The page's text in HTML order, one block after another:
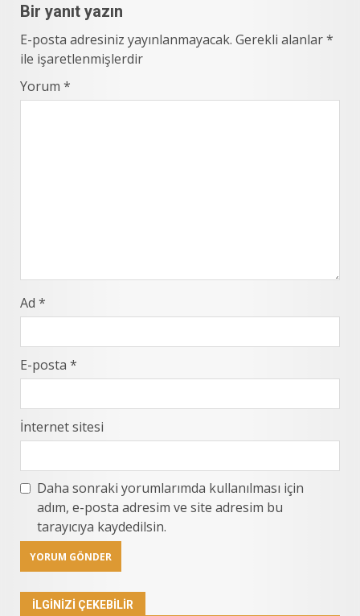
Bir yanıt yazın
E-posta adresiniz yayınlanmayacak. Gerekli alanlar*
ile işaretlenmişlerdir
Yorum *
Ad *
E-posta *
İnternet sitesi
Daha sonraki yorumlarımda kullanılması için
adım, e-posta adresim ve site adresim bu
tarayıcıya kaydedilsin.
İLGINIZI ÇEKEBILIR